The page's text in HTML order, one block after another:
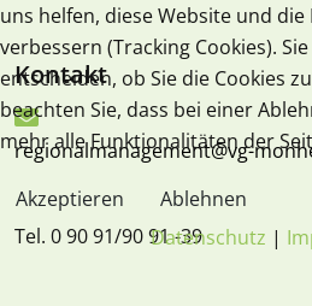
Kontakt
regionalmanagement@vg-
Tel. 0 90 91/90 91 -39
uns helfen, diese Website und
verbessern (Tracking Cookies).
entscheiden, ob Sie die Cookies
beachten Sie, dass bei einer
mehr alle Funktionalitäten der
Akzeptieren
Ablehnen
Datenschutz |